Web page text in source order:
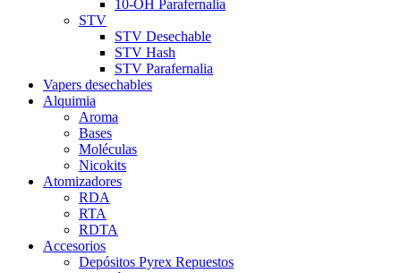
10-OH Parafernalia
STV
STV Desechable
STV Hash
STV Parafernalia
Vapers desechables
Alquimia
Aroma
Bases
Moléculas
Nicokits
Atomizadores
RDA
RTA
RDTA
Accesorios
Depósitos Pyrex Repuestos